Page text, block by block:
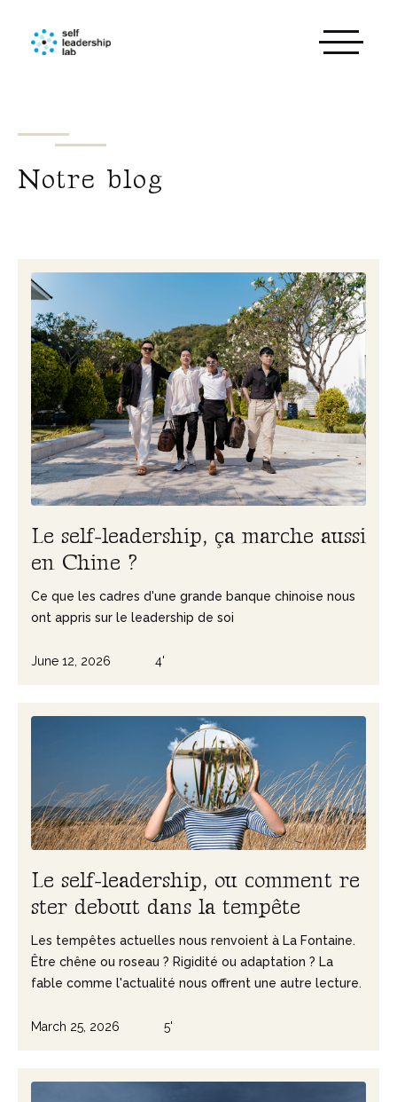
Notre blog
Le self-leadership, ça marche aussi
en Chine ?
Ce que les cadres d'une grande banque chinoise nous
ont appris sur le leadership de soi
June 12, 2026 4'
Le self-leadership, ou comment re
ster debout dans la tempête
Les tempêtes actuelles nous renvoient à La Fontaine.
Être chêne ou roseau ? Rigidité ou adaptation ? La
fable comme l'actualité nous offrent une autre lecture.
March 25, 2026 5'